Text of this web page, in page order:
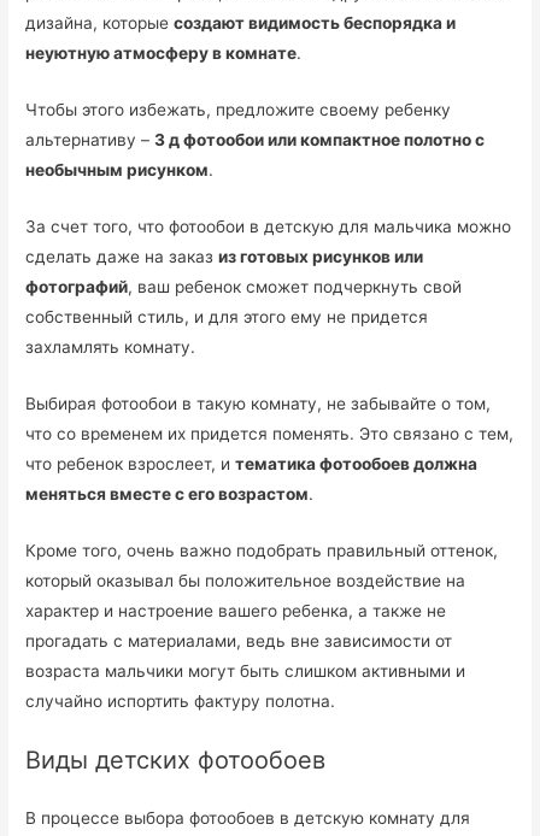
дизайна, которыесоздают видимость беспорядка и
неуютную атмосферу в комнате.
Чтобы этого избежать, предложите своему ребенку
альтернативу –3 д фотообои или компактное полотно с
необычным рисунком.
За счет того, что фотообои в детскую для мальчика можно
сделать даже на заказиз готовых рисунков или
фотографий, ваш ребенок сможет подчеркнуть свой
собственный стиль, и для этого ему не придется
захламлять комнату.
Выбирая фотообои в такую комнату, не забывайте о том,
что со временем их придется поменять. Это связано с тем,
что ребенок взрослеет, итематика фотообоев должна
меняться вместе с его возрастом.
Кроме того, очень важно подобрать правильный оттенок,
который оказывал бы положительное воздействие на
характер и настроение вашего ребенка, а также не
прогадать с материалами, ведь вне зависимости от
возраста мальчики могут быть слишком активными и
случайно испортить фактуру полотна.
Виды детских фотообоев
В процессе выбора фотообоев в детскую комнату для